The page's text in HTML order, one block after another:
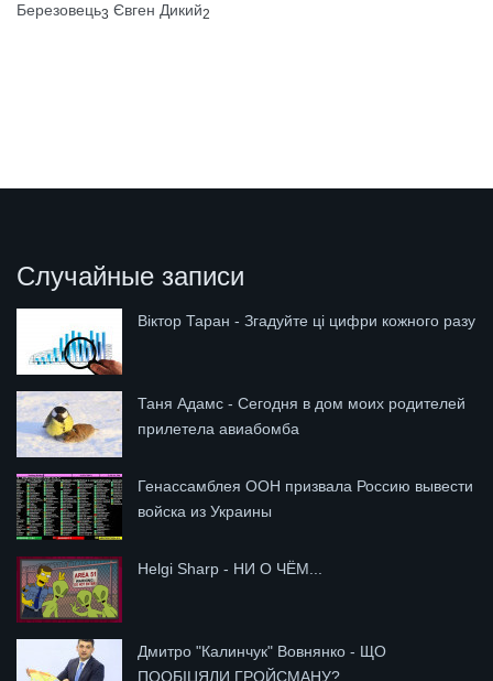
Березовець3 Євген Дикий2
Случайные записи
Віктор Таран - Згадуйте ці цифри кожного разу
Таня Адамс - Сегодня в дом моих родителей
прилетела авиабомба
Генассамблея ООН призвала Россию вывести
войска из Украины
Helgi Sharp - НИ О ЧЁМ...
Дмитро "Калинчук" Вовнянко - ЩО
ПООБІЦЯЛИ ГРОЙСМАНУ?